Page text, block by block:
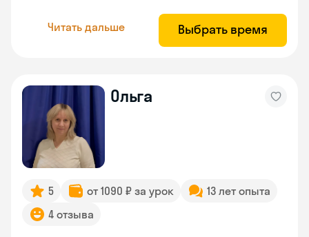
Читать дальше Выбрать время
Ольга
5 от 1090 ₽ за урок
13 лет опыта
4 отзыва